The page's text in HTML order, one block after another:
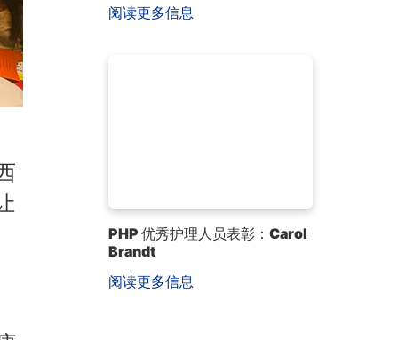
阅读更多信息
PHP 优秀护理人员表彰：Carol
Brandt
阅读更多信息